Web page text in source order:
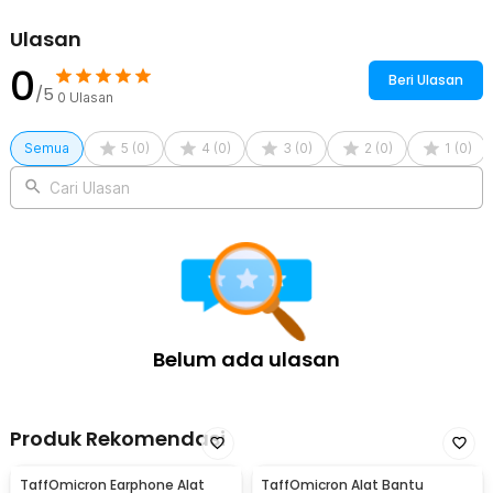
Ulasan
0/5 0 Ulasan
Beri Ulasan
Semua 5 (0) 4 (0) 3 (0) 2 (0) 1 (0)
Cari Ulasan
Belum ada ulasan
Produk Rekomendasi
TaffOmicron Earphone Alat TaffOmicron Alat Bantu